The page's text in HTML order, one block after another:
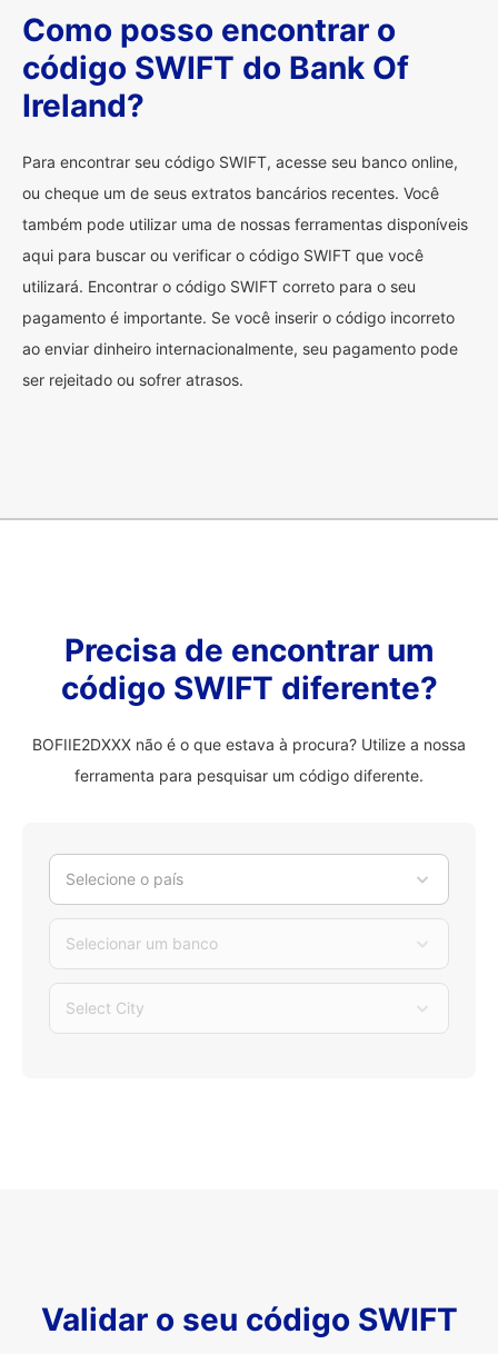
Como posso encontrar o
código SWIFT do Bank Of
Ireland?
Para encontrar seu código SWIFT, acesse seu banco online,
ou cheque um de seus extratos bancários recentes. Você
também pode utilizar uma de nossas ferramentas disponíveis
aqui para buscar ou verificar o código SWIFT que você
utilizará. Encontrar o código SWIFT correto para o seu
pagamento é importante. Se você inserir o código incorreto
ao enviar dinheiro internacionalmente, seu pagamento pode
ser rejeitado ou sofrer atrasos.
Precisa de encontrar um
código SWIFT diferente?
BOFIIE2DXXX não é o que estava à procura? Utilize a nossa
ferramenta para pesquisar um código diferente.
Selecione o país
Selecionar um banco
Select City
Validar o seu código SWIFT